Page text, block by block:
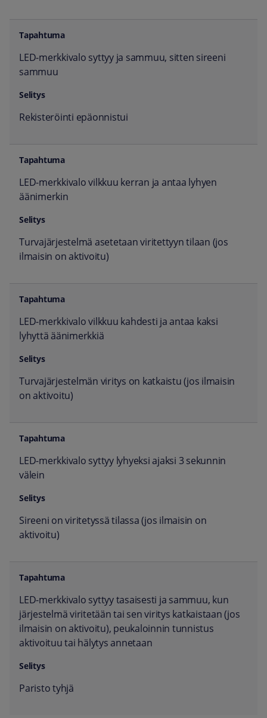
LED-merkkivalo syttyy ja sammuu, sitten sireeni
sammuu
Rekisteröinti epäonnistui
LED-merkkivalo vilkkuu kerran ja antaa lyhyen
äänimerkin
Turvajärjestelmä asetetaan viritettyyn tilaan (jos
ilmaisin on aktivoitu)
LED-merkkivalo vilkkuu kahdesti ja antaa kaksi
lyhyttä äänimerkkiä
Turvajärjestelmän viritys on katkaistu (jos ilmaisin
on aktivoitu)
LED-merkkivalo syttyy lyhyeksi ajaksi 3 sekunnin
välein
Sireeni on viritetyssä tilassa (jos ilmaisin on
aktivoitu)
LED-merkkivalo syttyy tasaisesti ja sammuu, kun
järjestelmä viritetään tai sen viritys katkaistaan (jos
ilmaisin on aktivoitu), peukaloinnin tunnistus
aktivoituu tai hälytys annetaan
Paristo tyhjä